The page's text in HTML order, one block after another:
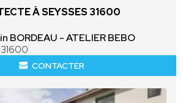
À SEYSSES 31600
BORDEAU - ATELIER BEBO
CONTACTER